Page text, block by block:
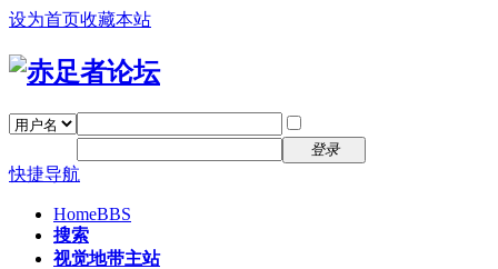
设为首页收藏本站
登录
快捷导航
HomeBBS
搜索
视觉地带主站